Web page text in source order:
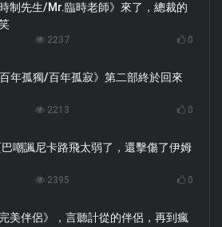
制先生/Mr.臨時老師》來了，總裁的
2237 0
年孤獨/百年孤寂》第二部終於回來
2213 0
嘲諷尼卡路飛太弱了，還擊傷了伊姆
2395 0
美伴侶》，言聽計從的伴侶，再到瘋